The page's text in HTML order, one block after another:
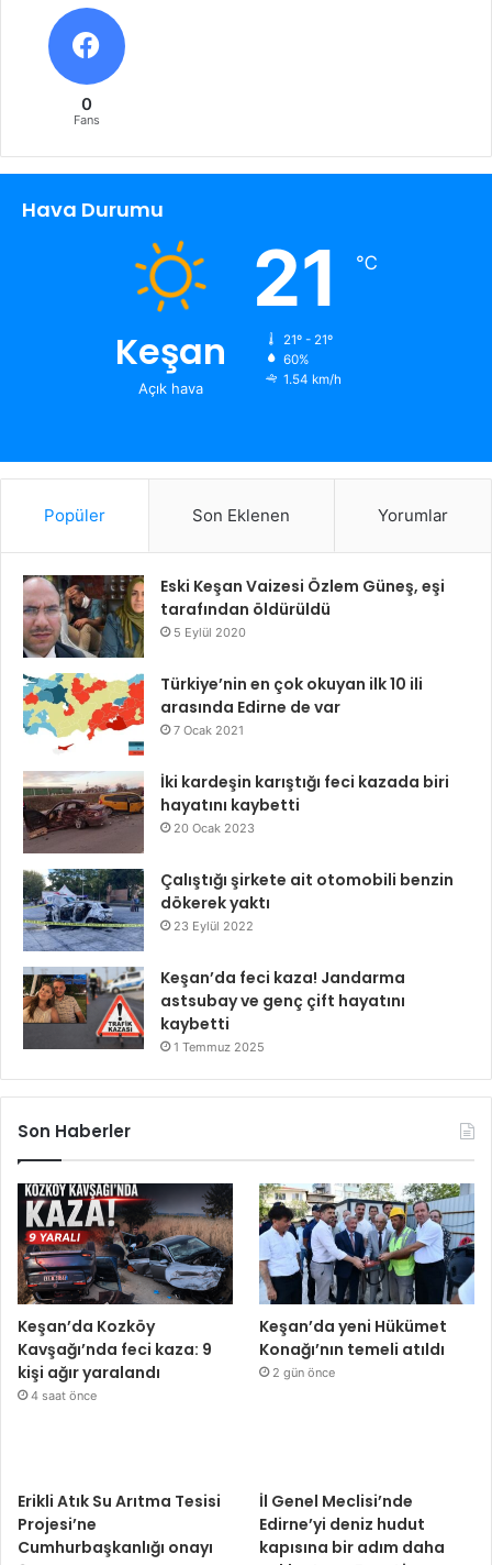
0
Fans
Hava Durumu
Keşan
Açık hava
21 ℃
21º - 21º
60%
1.54 km/h
Popüler Son Eklenen Yorumlar
Eski Keşan Vaizesi Özlem Güneş, eşi
tarafından öldürüldü
5 Eylül 2020
Türkiye’nin en çok okuyan ilk 10 ili
arasında Edirne de var
7 Ocak 2021
İki kardeşin karıştığı feci kazada biri
hayatını kaybetti
20 Ocak 2023
Çalıştığı şirkete ait otomobili benzin
dökerek yaktı
23 Eylül 2022
Keşan’da feci kaza! Jandarma
astsubay ve genç çift hayatını
kaybetti
1 Temmuz 2025
Son Haberler
Keşan’da Kozköy
Kavşağı’nda feci kaza: 9
kişi ağır yaralandı
4 saat önce
Keşan’da yeni Hükümet
Konağı’nın temeli atıldı
2 gün önce
Erikli Atık Su Arıtma Tesisi
Projesi’ne
Cumhurbaşkanlığı onayı
İl Genel Meclisi’nde
Edirne’yi deniz hudut
kapısına bir adım daha